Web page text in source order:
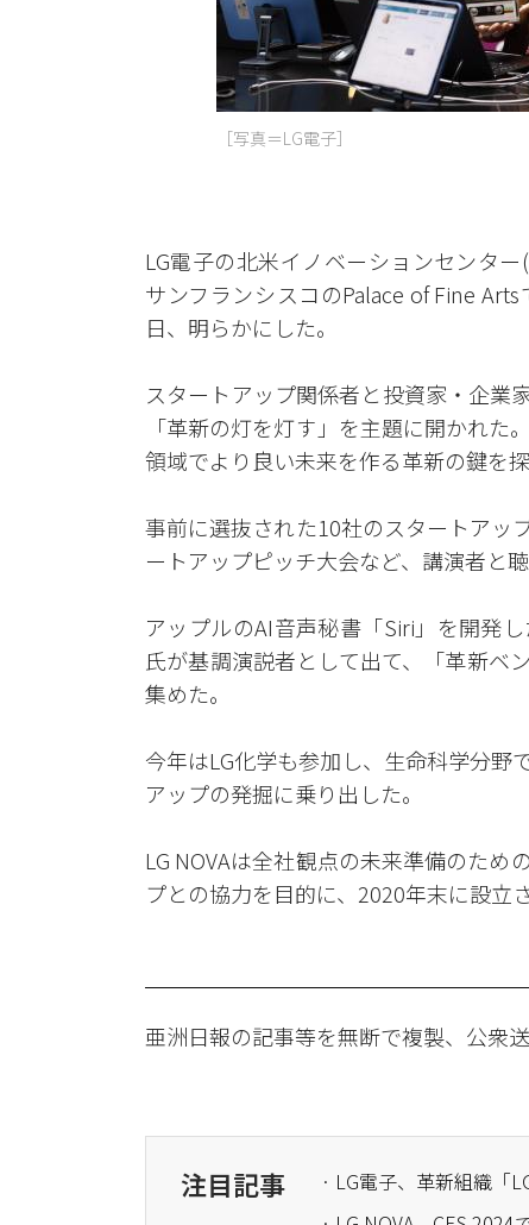
［写真＝LG電子］
LG電子の北米イノベーションセンタ
サンフランシスコのPalace of Fine
日、明らかにした。
スタートアップ関係者と投資家・企業
「革新の灯を灯す」を主題に開かれ
領域でより良い未来を作る革新の鍵を
事前に選抜された10社のスタートアッ
ートアップピッチ大会など、講演者と
アップルのAI音声秘書「Siri」を開発
氏が基調演説者として出て、「革新ベ
集めた。
今年はLG化学も参加し、生命科学分野
アップの発掘に乗り出した。
LG NOVAは全社観点の未来準備のた
プとの協力を目的に、2020年末に設立
亜洲日報の記事等を無断で複製、公衆
注目記事
· LG電子、革新組織「